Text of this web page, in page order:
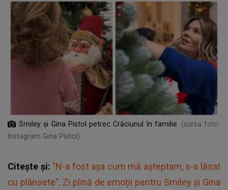
Smiley și Gina Pistol petrec Crăciunul în familie
(sursa foto:
Instagram Gina Pistol)
Citește și: "N-a fost așa cum mă așteptam, s-a lăsat
cu plânsete". Zi plină de emoții pentru Smiley și Gina